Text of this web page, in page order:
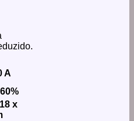
A
x